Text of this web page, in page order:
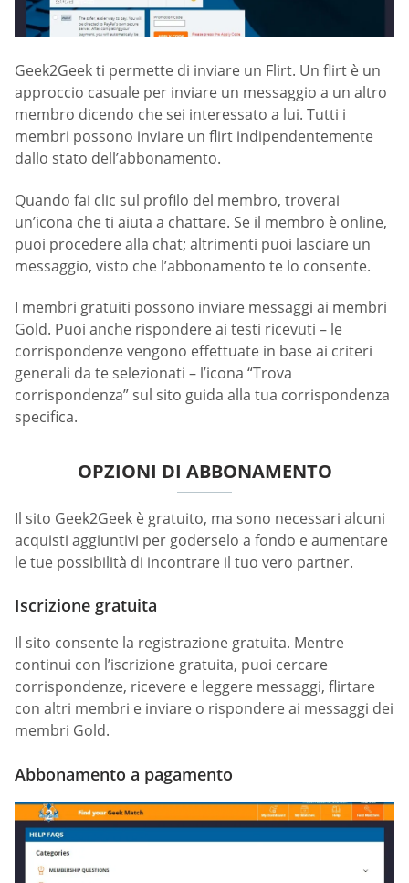
Geek2Geek ti permette di inviare un Flirt. Un flirt è un
approccio casuale per inviare un messaggio a un altro
membro dicendo che sei interessato a lui. Tutti i
membri possono inviare un flirt indipendentemente
dallo stato dell’abbonamento.
Quando fai clic sul profilo del membro, troverai
un’icona che ti aiuta a chattare. Se il membro è online,
puoi procedere alla chat; altrimenti puoi lasciare un
messaggio, visto che l’abbonamento te lo consente.
I membri gratuiti possono inviare messaggi ai membri
Gold. Puoi anche rispondere ai testi ricevuti – le
corrispondenze vengono effettuate in base ai criteri
generali da te selezionati – l’icona “Trova
corrispondenza” sul sito guida alla tua corrispondenza
specifica.
OPZIONI DI ABBONAMENTO
Il sito Geek2Geek è gratuito, ma sono necessari alcuni
acquisti aggiuntivi per goderselo a fondo e aumentare
le tue possibilità di incontrare il tuo vero partner.
Iscrizione gratuita
Il sito consente la registrazione gratuita. Mentre
continui con l’iscrizione gratuita, puoi cercare
corrispondenze, ricevere e leggere messaggi, flirtare
con altri membri e inviare o rispondere ai messaggi dei
membri Gold.
Abbonamento a pagamento